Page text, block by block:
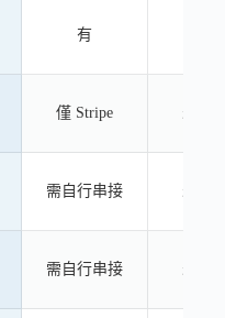
有
僅 Stripe 未列
需自行串接 未列
需自行串接 未列